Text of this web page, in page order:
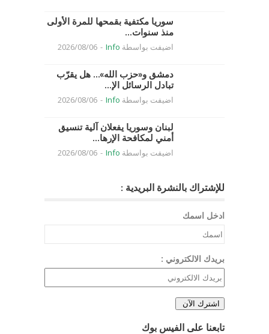
سوريا مكتفية بقمحها للمرة الأولى
منذ سنوات...
اضيفت بواسطة Info
-
2026/08/06
دمشق و«حزب الله»… هل يقرّب
تبادل الرسائل الإ...
اضيفت بواسطة Info
-
2026/08/06
لبنان وسوريا يفعلان آلية تنسيق
أمني لمكافحة الإرها...
اضيفت بواسطة Info
-
2026/08/06
للإشتراك بالنشرة البريدية :
ادخل اسمك
بريدك الالكتروني :
تابعنا على الفيس بوك